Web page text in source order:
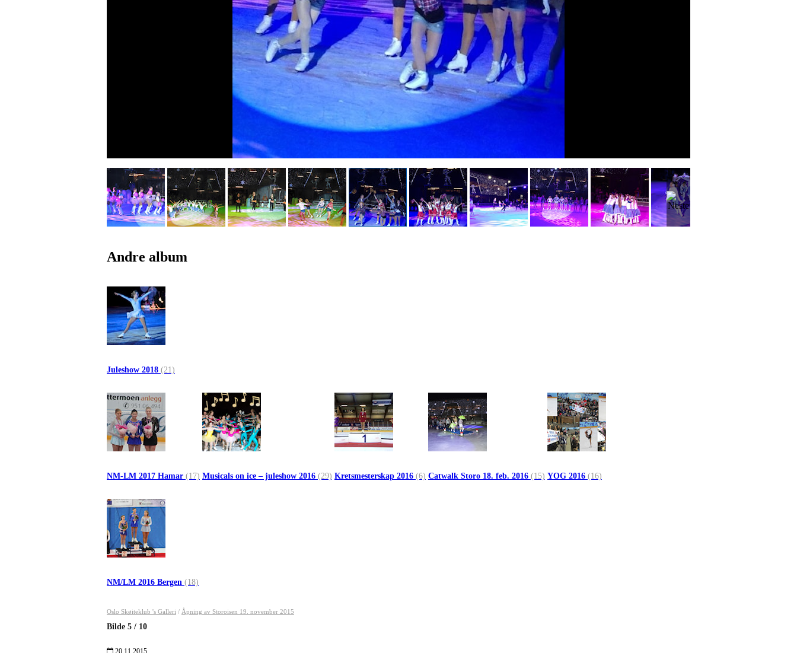
Andre album
Juleshow 2018 (21)
NM-LM 2017 Hamar (17) Musicals on ice – juleshow 2016 (29) Kretsmesterskap 2016 (6) Catwalk Storo 18. feb. 2016 (15) YOG 2016 (16)
NM/LM 2016 Bergen (18)
Oslo Skøiteklub 's Galleri / Åpning av Storoisen 19. november 2015
Bilde 5 / 10
20.11.2015